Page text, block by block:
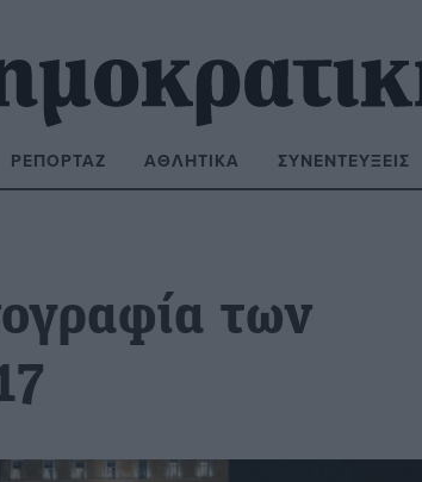
ΡΕΠΟΡΤΆΖ ΑΘΛΗΤΙΚΆ ΣΥΝΕΝΤΕΎΞΕΙΣ
των